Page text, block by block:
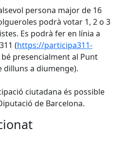
persona major de 16
podrà votar 1, 2 o 3
Es podrà fer en línia a
(https://participa311-
presencialment al Punt
a diumenge).
ciutadana és possible
de Barcelona.